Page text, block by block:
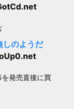
しのようだ
発売直後に買